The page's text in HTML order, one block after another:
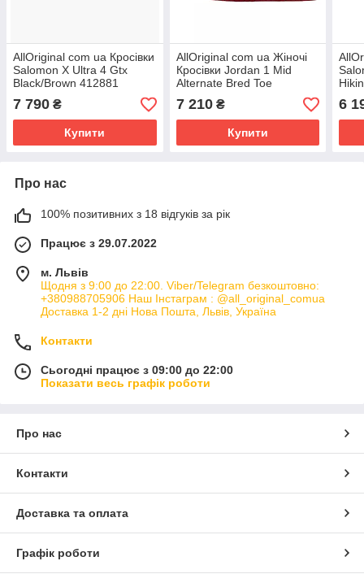
AllOriginal com ua Кросівки
Salomon X Ultra 4 Gtx
Black/Brown 412881
РОЗМІРИ ЗАПИТУЙТЕ
7 790 ₴
Купити
AllOriginal com ua Жіночі
Кросівки Jordan 1 Mid
Alternate Bred Toe
BQ6472-079 (Оригінал)
РОЗМІРИ ЗАПИТУЙТЕ
7 210₴
Купити
6
Про нас
100% позитивних з 18 відгуків за рік
Працює з 29.07.2022
м. Львів
Щодня з 9:00 до 22:00. Viber/Telegram безкоштовно:
+380988705906 Наш Інстаграм : @all_original_comua
Доставка 1-2 дні Нова Пошта, Львів, Україна
Контакти
Сьогодні працює з 09:00 до 22:00
Показати весь графік роботи
Про нас
Контакти
Доставка та оплата
Графік роботи